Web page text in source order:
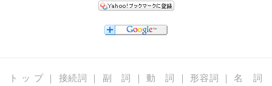
ト ッ プ｜ 接続詞 ｜ 副 詞 ｜ 動 詞 ｜ 形容詞 ｜名 詞